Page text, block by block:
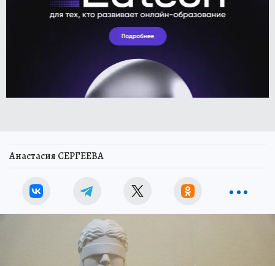
Анастасия СЕРГЕЕВА